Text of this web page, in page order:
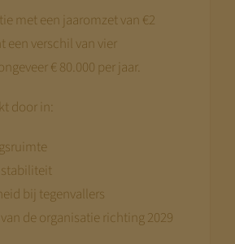
met een jaaromzet van €2
een verschil van vier
€ 80.000 per jaar.
door in:
bij tegenvallers
de organisatie richting 2029